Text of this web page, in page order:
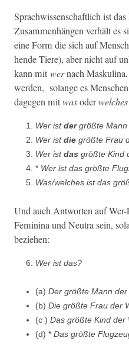
Sprach­wis­senschaftlich ist
Zusam­men­hän­gen ver­hält es
eine Form die sich auf
hende Tiere), aber nicht auf
kann mitwernach
wer­den, solange es
dage­gen mitwasoderwelch­es
Wer istdergrößte Mann
Wer istdie größte Frau
Wer istdas größte Kind
* Wer ist das größte
Was/welches ist das
Und auch Antworten auf
Fem­i­ni­na und Neu­tra sein,
beziehen:
Wer ist das?
(a) Der größte Mann der
(b) Die größte Frau der
(c ) Das größte Kind der
(d) * Das größte